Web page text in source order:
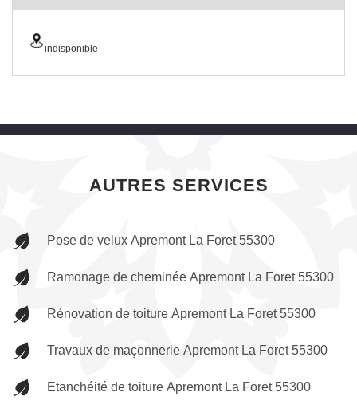
indisponible
AUTRES SERVICES
Pose de velux Apremont La Foret 55300
Ramonage de cheminée Apremont La Foret 55300
Rénovation de toiture Apremont La Foret 55300
Travaux de maçonnerie Apremont La Foret 55300
Etanchéité de toiture Apremont La Foret 55300